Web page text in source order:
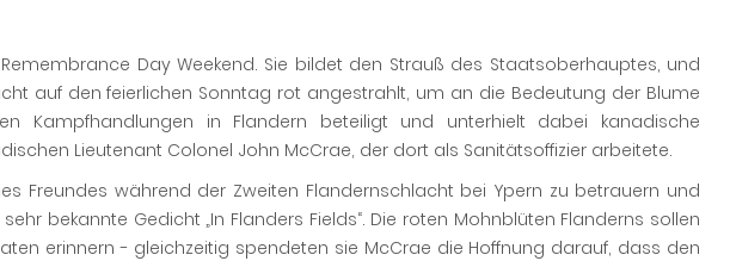
Day Weekend. Sie bildet den Strauß des Staatsoberhauptes, und
auf den feierlichen Sonntag rot angestrahlt, um an die Bedeutung der Blume
Kampfhandlungen in Flandern beteiligt und unterhielt dabei kanadische
Lieutenant Colonel John McCrae, der dort als Sanitätsoffizier arbeitete.
Freundes während der Zweiten Flandernschlacht bei Ypern zu betrauern und
bekannte Gedicht „In Flanders Fields“. Die roten Mohnblüten Flanderns sollen
erinnern - gleichzeitig spendeten sie McCrae die Hoffnung darauf, dass den